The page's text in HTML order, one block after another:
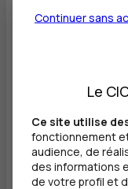
Retrait de
Dépôt de
Dépôt de
Dépôt
Dépôt de
Continuer sans
Le
Ce site utilise
fonctionnement
audience, de
des informations
de votre profil et